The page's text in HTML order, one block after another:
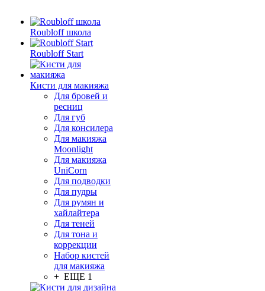
Roubloff школа
Roubloff Start
Кисти для макияжа
Для бровей и
ресниц
Для губ
Для консилера
Для макияжа
Moonlight
Для макияжа
UniCorn
Для подводки
Для пудры
Для румян и
хайлайтера
Для теней
Для тона и
коррекции
Набор кистей
для макияжа
+ ЕЩЕ 1